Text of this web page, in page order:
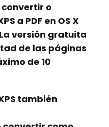
convertir o
a PDF en OS X
versión gratuita
de las páginas
de 10
también